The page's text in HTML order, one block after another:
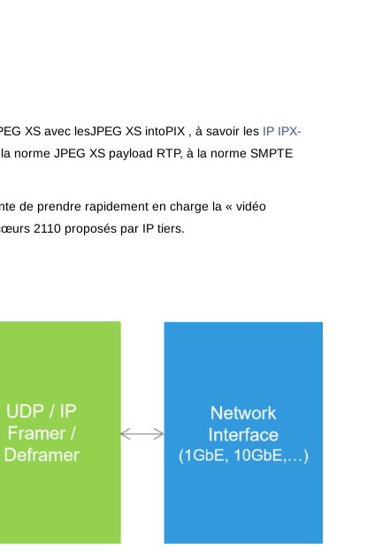
XS avec lesJPEG XS intoPIX , à savoir les IP IPX-
norme JPEG XS payload RTP, à la norme SMPTE
de prendre rapidement en charge la « vidéo
2110 proposés par IP tiers.